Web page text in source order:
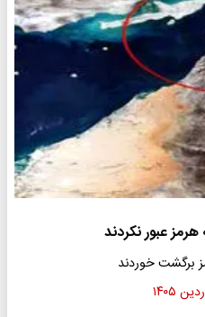
عبور نکردند
برگشت خوردند